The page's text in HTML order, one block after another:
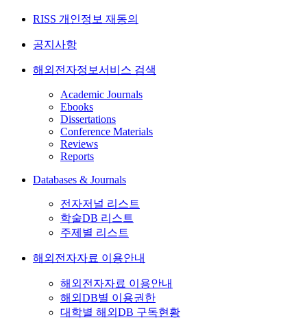
RISS 개인정보 재동의
공지사항
해외전자정보서비스 검색
Academic Journals
Ebooks
Dissertations
Conference Materials
Reviews
Reports
Databases & Journals
전자저널 리스트
학술DB 리스트
주제별 리스트
해외전자자료 이용안내
해외전자자료 이용안내
해외DB별 이용권한
대학별 해외DB 구독현황